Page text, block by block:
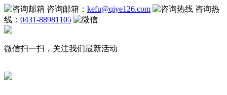
咨询邮箱： kefu@qiye126.com
咨询热
线： 0431-88981105
微信扫一扫，关注我们最新活动